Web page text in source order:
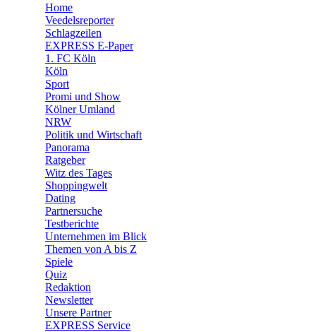
Home
Veedelsreporter
Schlagzeilen
EXPRESS E-Paper
1. FC Köln
Köln
Sport
Promi und Show
Kölner Umland
NRW
Politik und Wirtschaft
Panorama
Ratgeber
Witz des Tages
Shoppingwelt
Dating
Partnersuche
Testberichte
Unternehmen im Blick
Themen von A bis Z
Spiele
Quiz
Redaktion
Newsletter
Unsere Partner
EXPRESS Service